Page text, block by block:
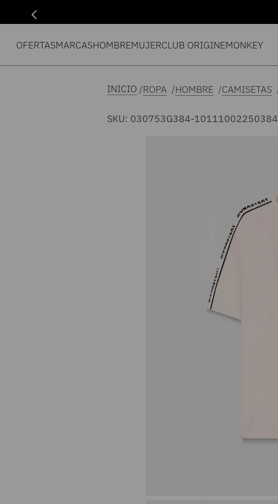
OFERTASMARCASHOMBREMUJERCLUB ORIGINEMONKEY
ROPA HOMBRE CAMISETAS
SKU: 030753G384-10111002250384